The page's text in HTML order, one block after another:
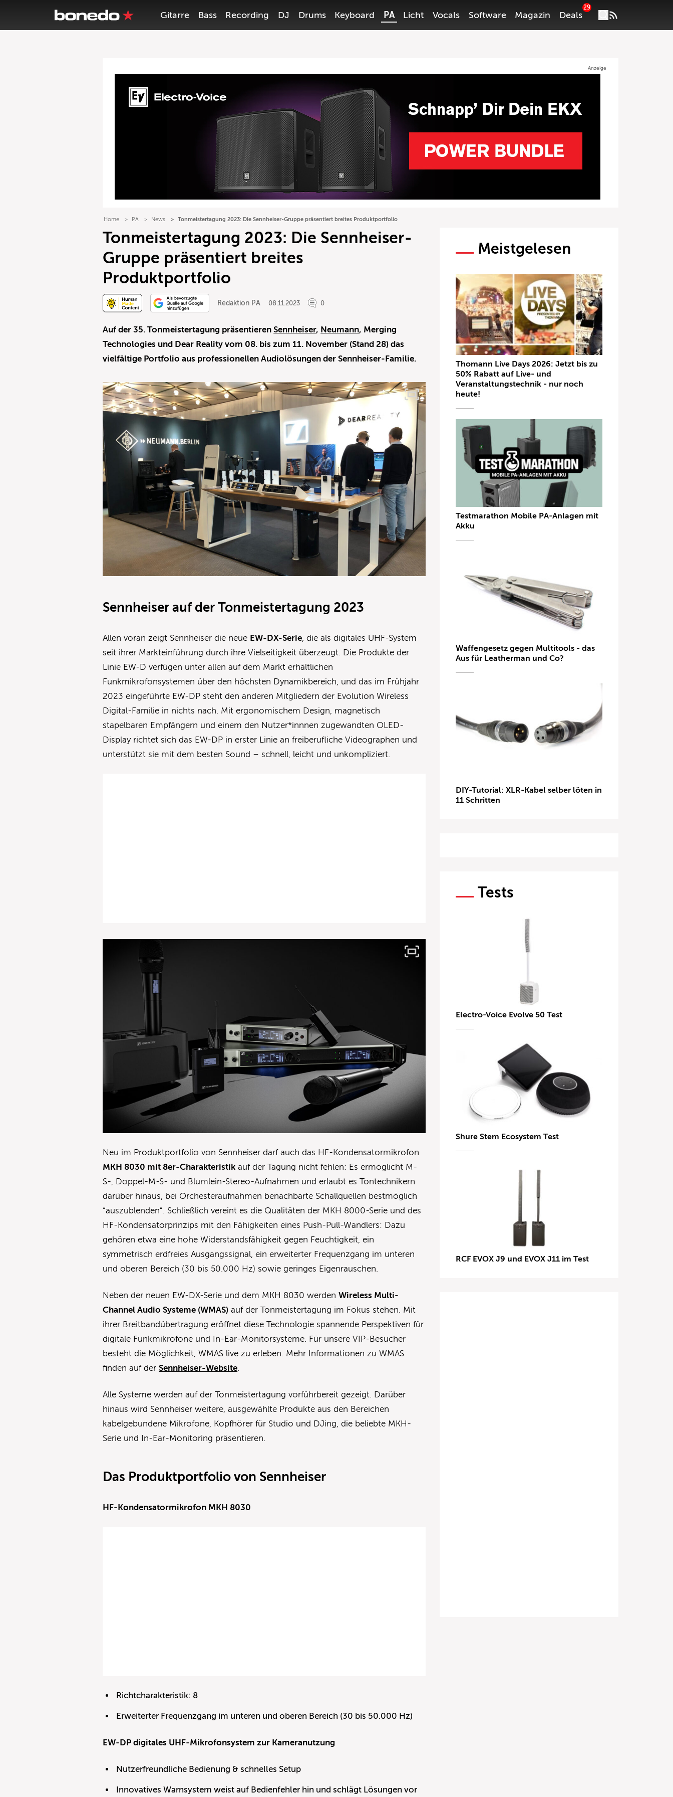
Gitarre Bass Recording DJ Drums Keyboard PA Licht Vocals Software Magazin Deals
29
Anzeige
Home PA News Tonmeistertagung 2023: Die Sennheiser-Gruppe präsentiert breites Produktportfolio
Tonmeistertagung 2023: Die Sennheiser-
Gruppe präsentiert breites
Produktportfolio
Redaktion PA 08.11.2023 0
Auf der 35. Tonmeistertagung präsentierenSennheiser, Neumann, Merging
Technologies und Dear Reality vom 08. bis zum 11. November (Stand 28) das
vielfältige Portfolio aus professionellen Audiolösungen der Sennheiser-Familie.
Sennheiser auf der Tonmeistertagung 2023
Allen voran zeigt Sennheiser die neue EW-DX-Serie , die als digitales UHF-System
seit ihrer Markteinführung durch ihre Vielseitigkeit überzeugt. Die Produkte der
Linie EW-D verfügen unter allen auf dem Markt erhältlichen
Funkmikrofonsystemen über den höchsten Dynamikbereich, und das im Frühjahr
2023 eingeführte EW-DP steht den anderen Mitgliedern der Evolution Wireless
Digital-Familie in nichts nach. Mit ergonomischem Design, magnetisch
stapelbaren Empfängern und einem den Nutzer*innnen zugewandten OLED-
Display richtet sich das EW-DP in erster Linie an freiberufliche Videographen und
unterstützt sie mit dem besten Sound – schnell, leicht und unkompliziert.
Neu im Produktportfolio von Sennheiser darf auch das HF-Kondensatormikrofon
MKH 8030 mit 8er-Charakteristik auf der Tagung nicht fehlen: Es ermöglicht M-
S-, Doppel-M-S- und Blumlein-Stereo-Aufnahmen und erlaubt es Tontechnikern
darüber hinaus, bei Orchesteraufnahmen benachbarte Schallquellen bestmöglich
“auszublenden”. Schließlich vereint es die Qualitäten der MKH 8000-Serie und des
HF-Kondensatorprinzips mit den Fähigkeiten eines Push-Pull-Wandlers: Dazu
gehören etwa eine hohe Widerstandsfähigkeit gegen Feuchtigkeit, ein
symmetrisch erdfreies Ausgangssignal, ein erweiterter Frequenzgang im unteren
und oberen Bereich (30 bis 50.000 Hz) sowie geringes Eigenrauschen.
Neben der neuen EW-DX-Serie und dem MKH 8030 werdenWireless Multi-
Channel Audio Systeme (WMAS) auf der Tonmeistertagung im Fokus stehen. Mit
ihrer Breitbandübertragung eröffnet diese Technologie spannende Perspektiven für
digitale Funkmikrofone und In-Ear-Monitorsysteme. Für unsere VIP-Besucher
besteht die Möglichkeit, WMAS live zu erleben. Mehr Informationen zu WMAS
finden auf derSennheiser-Website
Alle Systeme werden auf der Tonmeistertagung vorführbereit gezeigt. Darüber
hinaus wird Sennheiser weitere, ausgewählte Produkte aus den Bereichen
kabelgebundene Mikrofone, Kopfhörer für Studio und DJing, die beliebte MKH-
Serie und In-Ear-Monitoring präsentieren.
Das Produktportfolio von Sennheiser
HF-Kondensatormikrofon MKH 8030
Richtcharakteristik: 8
Erweiterter Frequenzgang im unteren und oberen Bereich (30 bis 50.000 Hz)
EW-DP digitales UHF-Mikrofonsystem zur Kameranutzung
Nutzerfreundliche Bedienung & schnelles Setup
Innovatives Warnsystem weist auf Bedienfehler hin und schlägt Lösungen vor
Meistgelesen
Thomann Live Days 2026: Jetzt bis zu
50% Rabatt auf Live- und
Veranstaltungstechnik - nur noch
heute!
Testmarathon Mobile PA-Anlagen mit
Akku
Waffengesetz gegen Multitools - das
Aus für Leatherman und Co?
DIY-Tutorial: XLR-Kabel selber löten in
11 Schritten
Tests
Electro-Voice Evolve 50 Test
Shure Stem Ecosystem Test
RCF EVOX J9 und EVOX J11 im Test